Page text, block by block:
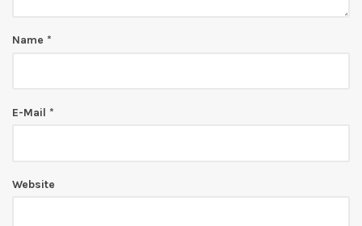
Name *
E-Mail *
Website